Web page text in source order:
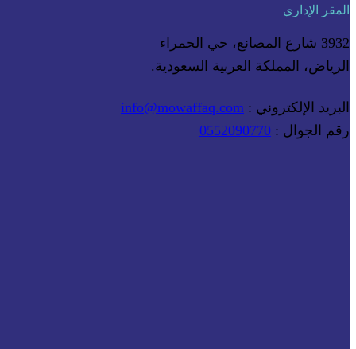
المقر الإداري
3932 شارع المصانع، حي الحمراء
الرياض، المملكة العربية السعودية.
البريد الإلكتروني : info@mowaffaq.com
رقم الجوال : 0552090770